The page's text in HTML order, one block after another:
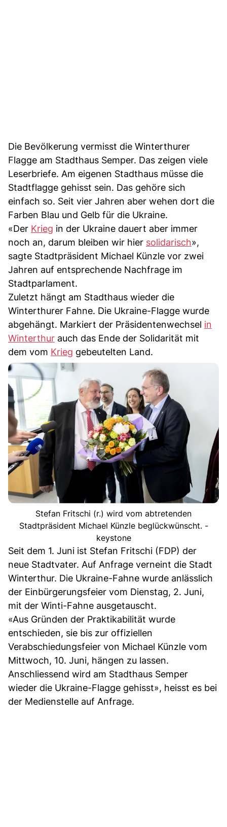
Die Bevölkerung vermisst die Winterthurer
Flagge am Stadthaus Semper. Das zeigen viele
Leserbriefe. Am eigenen Stadthaus müsse die
Stadtflagge gehisst sein. Das gehöre sich
einfach so. Seit vier Jahren aber wehen dort die
Farben Blau und Gelb für die Ukraine.
«Der Krieg in der Ukraine dauert aber immer
noch an, darum bleiben wir hier solidarisch»,
sagte Stadtpräsident Michael Künzle vor zwei
Jahren auf entsprechende Nachfrage im
Stadtparlament.
Zuletzt hängt am Stadthaus wieder die
Winterthurer Fahne. Die Ukraine-Flagge wurde
abgehängt. Markiert der Präsidentenwechsel in
Winterthur auch das Ende der Solidarität mit
dem vom Krieg gebeutelten Land.
Stefan Fritschi (r.) wird vom abtretenden
Stadtpräsident Michael Künzle beglückwünscht. -
keystone
Seit dem 1. Juni ist Stefan Fritschi (FDP) der
neue Stadtvater. Auf Anfrage verneint die Stadt
Winterthur. Die Ukraine-Fahne wurde anlässlich
der Einbürgerungsfeier vom Dienstag, 2. Juni,
mit der Winti-Fahne ausgetauscht.
«Aus Gründen der Praktikabilität wurde
entschieden, sie bis zur offiziellen
Verabschiedungsfeier von Michael Künzle vom
Mittwoch, 10. Juni, hängen zu lassen.
Anschliessend wird am Stadthaus Semper
wieder die Ukraine-Flagge gehisst», heisst es bei
der Medienstelle auf Anfrage.